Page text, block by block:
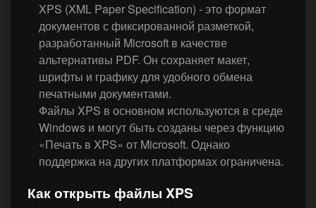
XPS (XML Paper Specification) - это формат
документов с фиксированной разметкой,
разработанный Microsoft в качестве
альтернативы PDF. Он сохраняет макет,
шрифты и графику для удобного обмена
печатными документами.
Файлы XPS в основном используются в среде
Windows и могут быть созданы через функцию
«Печать в XPS» от Microsoft. Однако
поддержка на других платформах ограничена.
Как открыть файлы XPS